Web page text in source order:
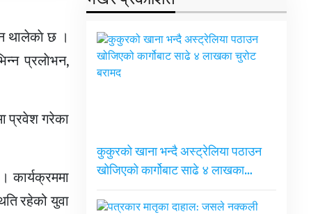
थालेकाे छ ।
प्रलाेभन,
प्रवेश गरेका
कार्यक्रममा
रहेको युवा
कुकुरको खाना भन्दै अस्ट्रेलिया पठाउन
खोजिएको कार्गोबाट साढे ४ लाखका…